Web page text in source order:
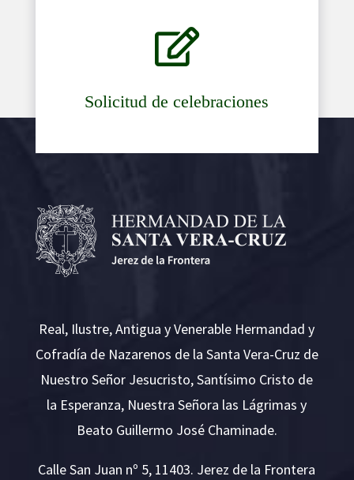

Solicitud de celebraciones
Real, Ilustre, Antigua y Venerable Hermandad y
Cofradía de Nazarenos de la Santa Vera-Cruz de
Nuestro Señor Jesucristo, Santísimo Cristo de
la Esperanza, Nuestra Señora las Lágrimas y
Beato Guillermo José Chaminade.
Calle San Juan nº 5, 11403. Jerez de la Frontera